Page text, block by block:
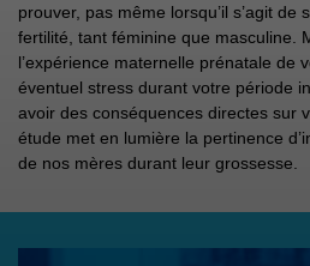
prouver, pas même lorsqu’il s’agit de
fertilité, tant féminine que masculine.
l’expérience maternelle prénatale de
éventuel stress durant votre période
avoir des conséquences directes sur
étude met en lumière la pertinence
de nos mères durant leur grossesse.